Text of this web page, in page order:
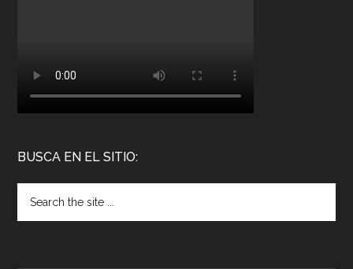
BUSCA EN EL SITIO: